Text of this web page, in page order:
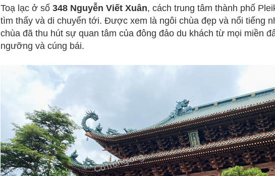
Toạ lạc ở số 348 Nguyễn Viết Xuân, cách trung tâm thành phố
tìm thấy và di chuyển tới. Được xem là ngôi chùa đẹp và nổi tiếng
chùa đã thu hút sự quan tâm của đông đảo du khách từ mọi miền
ngưỡng và cúng bái.